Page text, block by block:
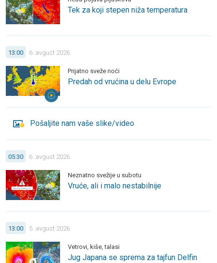
Tek za koji stepen niža temperatura
Predah od vrućina u delu Evrope. Prijatno sveže noći.
13:00 6. avgust 2026.
Prijatno sveže noći
Predah od vrućina u delu Evrope
Pošaljite nam vaše slike/video
Vruće, ali i malo nestabilnije. Neznatno svežije u subotu.
05:30 6. avgust 2026.
Neznatno svežije u subotu
Vruće, ali i malo nestabilnije
Jug Japana se sprema za tajfun Delfin. Vetrovi, kiše, talasi.
13:00 5. avgust 2026.
Vetrovi, kiše, talasi
Jug Japana se sprema za tajfun Delfin